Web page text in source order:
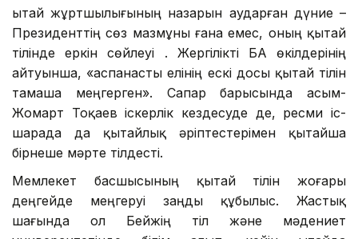
Қытай жұртшылығының назарын аударған дүние –
Президенттің сөз мазмұны ғана емес, оның қытай
тілінде еркін сөйлеуі . Жергілікті БАҚ өкілдерінің
айтуынша, «аспанасты елінің ескі досы қытай тілін
тамаша меңгерген». Сапар барысында Қасым-
Жомарт Тоқаев іскерлік кездесуде де, ресми іс-
шарада да қытайлық әріптестерімен қытайша
бірнеше мәрте тілдесті.
Мемлекет басшысының қытай тілін жоғары
деңгейде меңгеруі заңды құбылыс. Жастық
шағында ол Бейжің тіл және мәдениет